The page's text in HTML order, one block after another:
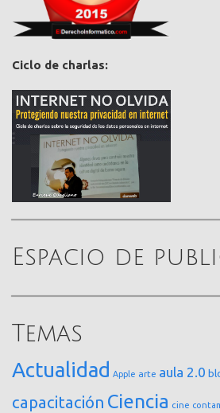
Ciclo de charlas:
Espacio de
Temas
Actualidad Apple arte aula 2.0
capacitación Ciencia cine